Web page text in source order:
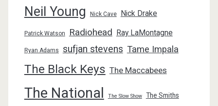
Neil Young Nick Cave Nick Drake
Patrick Watson Radiohead Ray LaMontagne
Ryan Adams sufjan stevens Tame Impala
The Black Keys The Maccabees
The National The Slow Show The Smiths